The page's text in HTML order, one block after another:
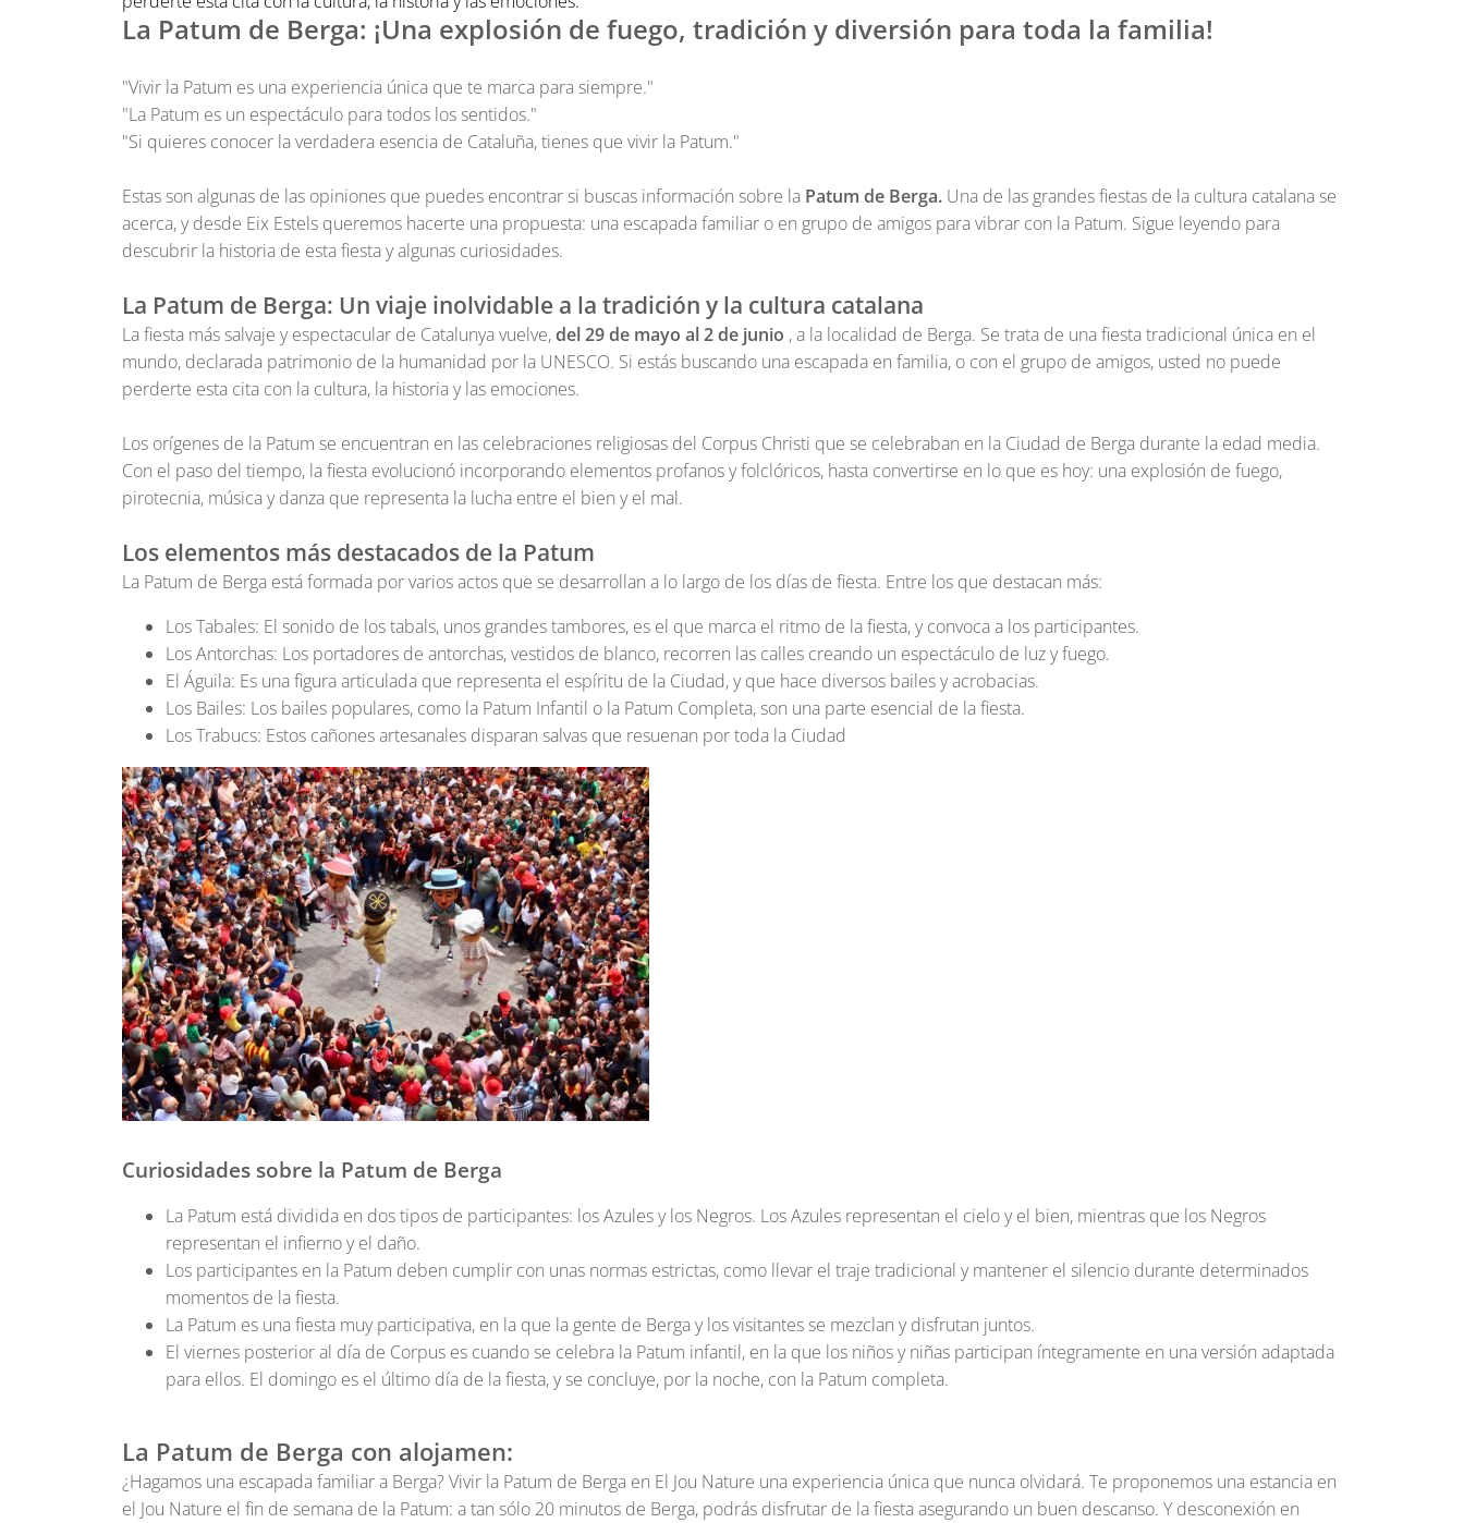
La Patum de Berga: ¡Una explosión de fuego, tradición y diversión para toda la familia!
"Vivir la Patum es una experiencia única que te marca para siempre."
"La Patum es un espectáculo para todos los sentidos."
"Si quieres conocer la verdadera esencia de Cataluña, tienes que vivir la Patum."
Estas son algunas de las opiniones que puedes encontrar si buscas información sobre la Patum de Berga. Una de las grandes fiestas de la cultura catalana se
acerca, y desde Eix Estels queremos hacerte una propuesta: una escapada familiar o en grupo de amigos para vibrar con la Patum. Sigue leyendo para
descubrir la historia de esta fiesta y algunas curiosidades.
La Patum de Berga: Un viaje inolvidable a la tradición y la cultura catalana
La fiesta más salvaje y espectacular de Catalunya vuelve,del 29 de mayo al 2 de junio , a la localidad de Berga. Se trata de una fiesta tradicional única en el
mundo, declarada patrimonio de la humanidad por la UNESCO. Si estás buscando una escapada en familia, o con el grupo de amigos, usted no puede
perderte esta cita con la cultura, la historia y las emociones.
Los orígenes de la Patum se encuentran en las celebraciones religiosas del Corpus Christi que se celebraban en la Ciudad de Berga durante la edad media.
Con el paso del tiempo, la fiesta evolucionó incorporando elementos profanos y folclóricos, hasta convertirse en lo que es hoy: una explosión de fuego,
pirotecnia, música y danza que representa la lucha entre el bien y el mal.
Los elementos más destacados de la Patum
La Patum de Berga está formada por varios actos que se desarrollan a lo largo de los días de fiesta. Entre los que destacan más:
Los Tabales: El sonido de los tabals, unos grandes tambores, es el que marca el ritmo de la fiesta, y convoca a los participantes.
Los Antorchas: Los portadores de antorchas, vestidos de blanco, recorren las calles creando un espectáculo de luz y fuego.
El Águila: Es una figura articulada que representa el espíritu de la Ciudad, y que hace diversos bailes y acrobacias.
Los Bailes: Los bailes populares, como la Patum Infantil o la Patum Completa, son una parte esencial de la fiesta.
Los Trabucs: Estos cañones artesanales disparan salvas que resuenan por toda la Ciudad
Curiosidades sobre la Patum de Berga
La Patum está dividida en dos tipos de participantes: los Azules y los Negros. Los Azules representan el cielo y el bien, mientras que los Negros
representan el infierno y el daño.
Los participantes en la Patum deben cumplir con unas normas estrictas, como llevar el traje tradicional y mantener el silencio durante determinados
momentos de la fiesta.
La Patum es una fiesta muy participativa, en la que la gente de Berga y los visitantes se mezclan y disfrutan juntos.
El viernes posterior al día de Corpus es cuando se celebra la Patum infantil, en la que los niños y niñas participan íntegramente en una versión adaptada
para ellos. El domingo es el último día de la fiesta, y se concluye, por la noche, con la Patum completa.
La Patum de Berga con alojamen:
¿Hagamos una escapada familiar a Berga? Vivir la Patum de Berga en El Jou Nature una experiencia única que nunca olvidará. Te proponemos una estancia en
el Jou Nature el fin de semana de la Patum: a tan sólo 20 minutos de Berga, podrás disfrutar de la fiesta asegurando un buen descanso. Y desconexión en